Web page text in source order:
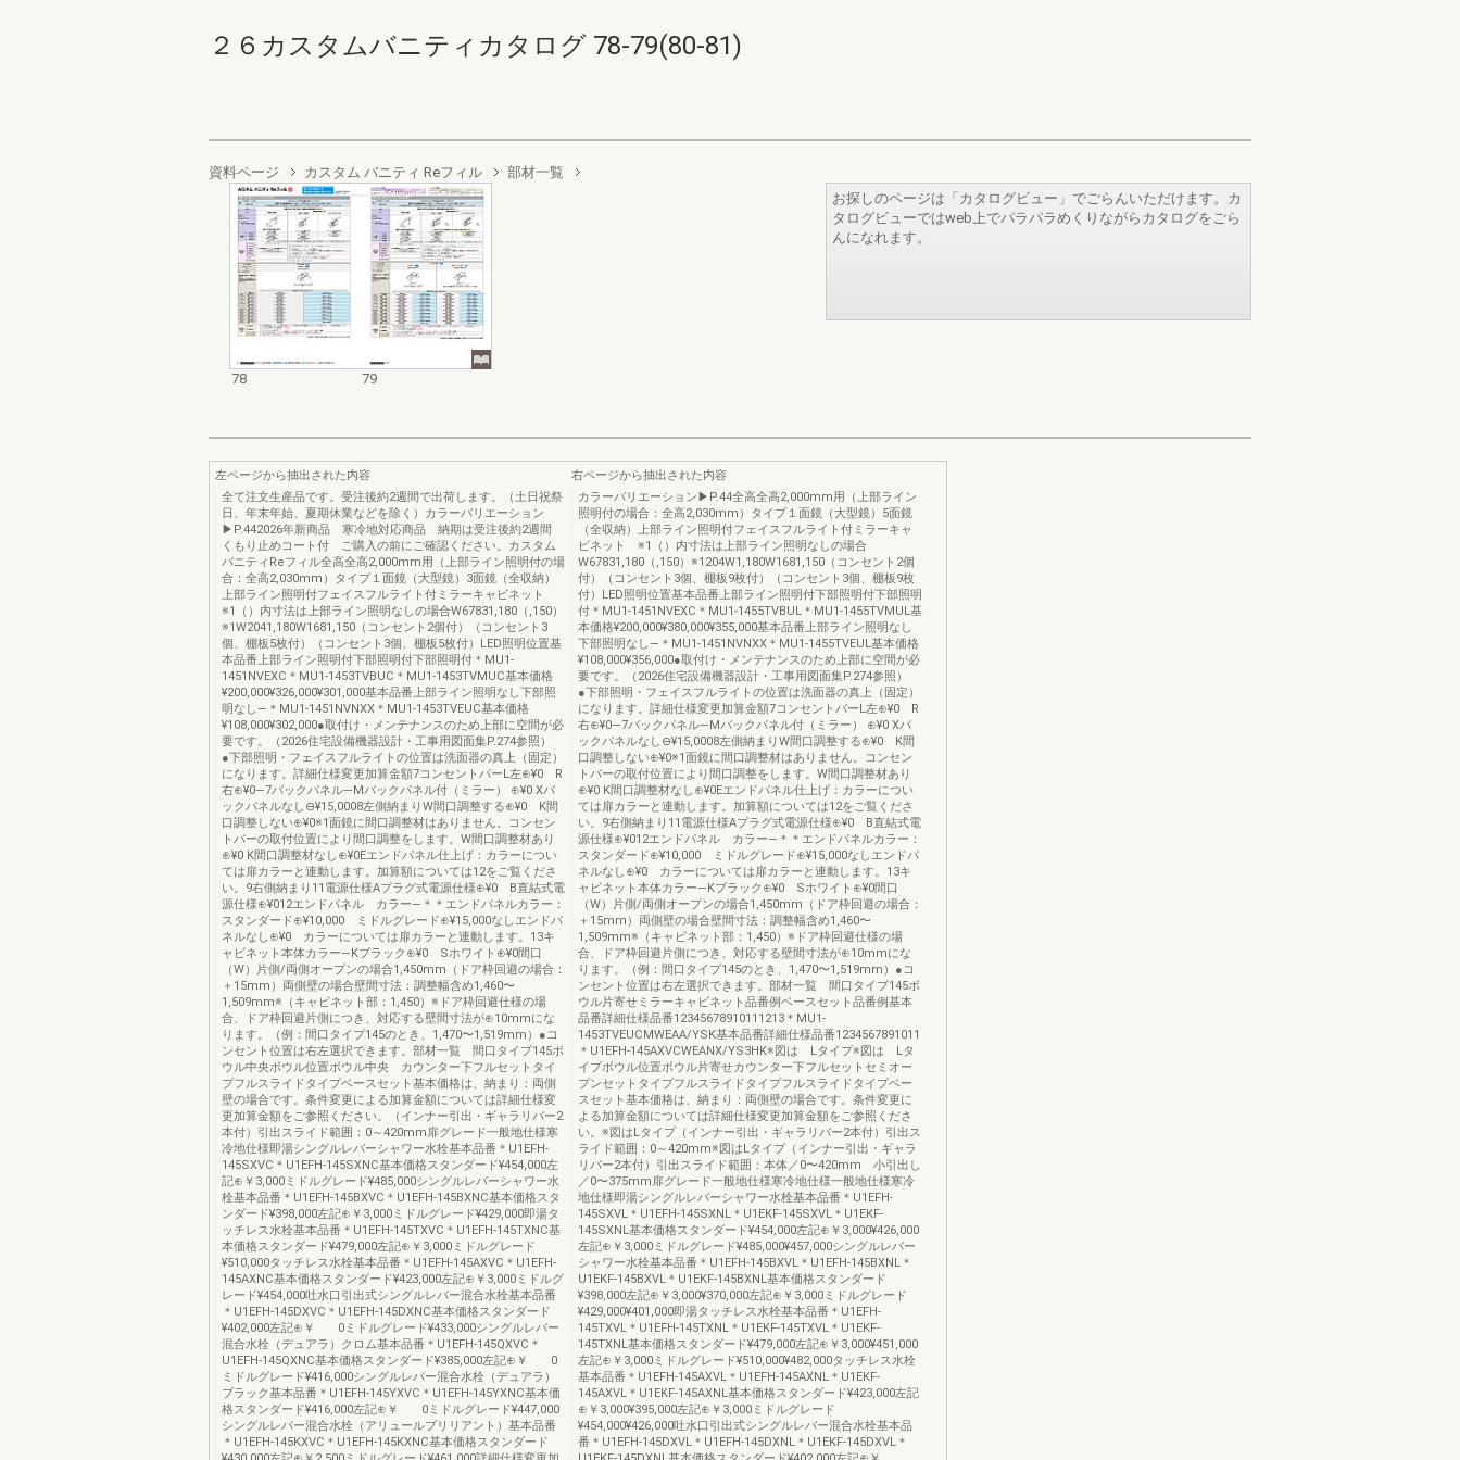
２６カスタムバニティカタログ 78-79(80-81)
資料ページ カスタム バニティ Reフィル 部材一覧
78 79
お探しのページは「カタログビュー」でごらんいただけます。カ
タログビューではweb上でパラパラめくりながらカタログをごら
んになれます。
左ページから抽出された内容
全て注文生産品です。受注後約2週間で出荷します。（土日祝祭
日、年末年始、夏期休業などを除く）カラーバリエーション
▶P.442026年新商品 寒冷地対応商品 納期は受注後約2週間
くもり止めコート付 ご購入の前にご確認ください。カスタム
バニティReフィル全高全高2,000mm用（上部ライン照明付の場
合：全高2,030mm）タイプ１面鏡（大型鏡）3面鏡（全収納）
上部ライン照明付フェイスフルライト付ミラーキャビネット
※1（）内寸法は上部ライン照明なしの場合W67831,180（,150）
※1W2041,180W1681,150（コンセント2個付）（コンセント3
個、棚板5枚付）（コンセント3個、棚板5枚付）LED照明位置基
本品番上部ライン照明付下部照明付下部照明付＊MU1-
1451NVEXC＊MU1-1453TVBUC＊MU1-1453TVMUC基本価格
¥200,000¥326,000¥301,000基本品番上部ライン照明なし下部照
明なし―＊MU1-1451NVNXX＊MU1-1453TVEUC基本価格
¥108,000¥302,000●取付け・メンテナンスのため上部に空間が必
要です。（2026住宅設備機器設計・工事用図面集P.274参照）
●下部照明・フェイスフルライトの位置は洗面器の真上（固定）
になります。詳細仕様変更加算金額7コンセントバーL左⊕¥0 R
右⊕¥0―7バックパネル―Mバックパネル付（ミラー） ⊕¥0 Xバ
ックパネルなし⊖¥15,0008左側納まりW間口調整する⊕¥0 K間
口調整しない⊕¥0※1面鏡に間口調整材はありません。コンセン
トバーの取付位置により間口調整をします。W間口調整材あり
⊕¥0 K間口調整材なし⊕¥0Eエンドパネル仕上げ：カラーについ
ては扉カラーと連動します。加算額については12をご覧くださ
い。9右側納まり11電源仕様Aプラグ式電源仕様⊕¥0 B直結式電
源仕様⊕¥012エンドパネル カラー―＊＊エンドパネルカラー：
スタンダード⊕¥10,000 ミドルグレード⊕¥15,000なしエンドパ
ネルなし⊕¥0 カラーについては扉カラーと連動します。13キ
ャビネット本体カラー―Kブラック⊕¥0 Sホワイト⊕¥0間口
（W）片側/両側オープンの場合1,450mm（ドア枠回避の場合：
＋15mm）両側壁の場合壁間寸法：調整幅含め1,460〜
1,509mm※（キャビネット部：1,450）※ドア枠回避仕様の場
合、ドア枠回避片側につき、対応する壁間寸法が⊕10mmにな
ります。（例：間口タイプ145のとき、1,470〜1,519mm）●コ
ンセント位置は右左選択できます。部材一覧 間口タイプ145ボ
ウル中央ボウル位置ボウル中央 カウンター下フルセットタイ
プフルスライドタイプベースセット基本価格は、納まり：両側
壁の場合です。条件変更による加算金額については詳細仕様変
更加算金額をご参照ください。（インナー引出・ギャラリバー2
本付）引出スライド範囲：0～420mm扉グレード一般地仕様寒
冷地仕様即湯シングルレバーシャワー水栓基本品番＊U1EFH-
145SXVC＊U1EFH-145SXNC基本価格スタンダード¥454,000左
記⊕￥3,000ミドルグレード¥485,000シングルレバーシャワー水
栓基本品番＊U1EFH-145BXVC＊U1EFH-145BXNC基本価格スタ
ンダード¥398,000左記⊕￥3,000ミドルグレード¥429,000即湯タ
ッチレス水栓基本品番＊U1EFH-145TXVC＊U1EFH-145TXNC基
本価格スタンダード¥479,000左記⊕￥3,000ミドルグレード
¥510,000タッチレス水栓基本品番＊U1EFH-145AXVC＊U1EFH-
145AXNC基本価格スタンダード¥423,000左記⊕￥3,000ミドルグ
レード¥454,000吐水口引出式シングルレバー混合水栓基本品番
＊U1EFH-145DXVC＊U1EFH-145DXNC基本価格スタンダード
¥402,000左記⊕￥ 0ミドルグレード¥433,000シングルレバー
混合水栓（デュアラ）クロム基本品番＊U1EFH-145QXVC＊
U1EFH-145QXNC基本価格スタンダード¥385,000左記⊕￥ 0
ミドルグレード¥416,000シングルレバー混合水栓（デュアラ）
ブラック基本品番＊U1EFH-145YXVC＊U1EFH-145YXNC基本価
格スタンダード¥416,000左記⊕￥ 0ミドルグレード¥447,000
シングルレバー混合水栓（アリュールブリリアント）基本品番
＊U1EFH-145KXVC＊U1EFH-145KXNC基本価格スタンダード
右ページから抽出された内容
カラーバリエーション▶P.44全高全高2,000mm用（上部ライン
照明付の場合：全高2,030mm）タイプ１面鏡（大型鏡）5面鏡
（全収納）上部ライン照明付フェイスフルライト付ミラーキャ
ビネット ※1（）内寸法は上部ライン照明なしの場合
W67831,180（,150）※1204W1,180W1681,150（コンセント2個
付）（コンセント3個、棚板9枚付）（コンセント3個、棚板9枚
付）LED照明位置基本品番上部ライン照明付下部照明付下部照明
付＊MU1-1451NVEXC＊MU1-1455TVBUL＊MU1-1455TVMUL基
本価格¥200,000¥380,000¥355,000基本品番上部ライン照明なし
下部照明なし―＊MU1-1451NVNXX＊MU1-1455TVEUL基本価格
¥108,000¥356,000●取付け・メンテナンスのため上部に空間が必
要です。（2026住宅設備機器設計・工事用図面集P.274参照）
●下部照明・フェイスフルライトの位置は洗面器の真上（固定）
になります。詳細仕様変更加算金額7コンセントバーL左⊕¥0 R
右⊕¥0―7バックパネル―Mバックパネル付（ミラー） ⊕¥0 Xバ
ックパネルなし⊖¥15,0008左側納まりW間口調整する⊕¥0 K間
口調整しない⊕¥0※1面鏡に間口調整材はありません。コンセン
トバーの取付位置により間口調整をします。W間口調整材あり
⊕¥0 K間口調整材なし⊕¥0Eエンドパネル仕上げ：カラーについ
ては扉カラーと連動します。加算額については12をご覧くださ
い。9右側納まり11電源仕様Aプラグ式電源仕様⊕¥0 B直結式電
源仕様⊕¥012エンドパネル カラー―＊＊エンドパネルカラー：
スタンダード⊕¥10,000 ミドルグレード⊕¥15,000なしエンドパ
ネルなし⊕¥0 カラーについては扉カラーと連動します。13キ
ャビネット本体カラー―Kブラック⊕¥0 Sホワイト⊕¥0間口
（W）片側/両側オープンの場合1,450mm（ドア枠回避の場合：
＋15mm）両側壁の場合壁間寸法：調整幅含め1,460〜
1,509mm※（キャビネット部：1,450）※ドア枠回避仕様の場
合、ドア枠回避片側につき、対応する壁間寸法が⊕10mmにな
ります。（例：間口タイプ145のとき、1,470〜1,519mm）●コ
ンセント位置は右左選択できます。部材一覧 間口タイプ145ボ
ウル片寄せミラーキャビネット品番例ベースセット品番例基本
品番詳細仕様品番12345678910111213＊MU1-
1453TVEUCMWEAA/YSK基本品番詳細仕様品番1234567891011
＊U1EFH-145AXVCWEANX/YS3HK※図は Lタイプ※図は Lタ
イプボウル位置ボウル片寄せカウンター下フルセットセミオー
プンセットタイプフルスライドタイプフルスライドタイプベー
スセット基本価格は、納まり：両側壁の場合です。条件変更に
よる加算金額については詳細仕様変更加算金額をご参照くださ
い。※図はLタイプ（インナー引出・ギャラリバー2本付）引出ス
ライド範囲：0～420mm※図はLタイプ（インナー引出・ギャラ
リバー2本付）引出スライド範囲：本体／0〜420mm 小引出し
／0〜375mm扉グレード一般地仕様寒冷地仕様一般地仕様寒冷
地仕様即湯シングルレバーシャワー水栓基本品番＊U1EFH-
145SXVL＊U1EFH-145SXNL＊U1EKF-145SXVL＊U1EKF-
145SXNL基本価格スタンダード¥454,000左記⊕￥3,000¥426,000
左記⊕￥3,000ミドルグレード¥485,000¥457,000シングルレバー
シャワー水栓基本品番＊U1EFH-145BXVL＊U1EFH-145BXNL＊
U1EKF-145BXVL＊U1EKF-145BXNL基本価格スタンダード
¥398,000左記⊕￥3,000¥370,000左記⊕￥3,000ミドルグレード
¥429,000¥401,000即湯タッチレス水栓基本品番＊U1EFH-
145TXVL＊U1EFH-145TXNL＊U1EKF-145TXVL＊U1EKF-
145TXNL基本価格スタンダード¥479,000左記⊕￥3,000¥451,000
左記⊕￥3,000ミドルグレード¥510,000¥482,000タッチレス水栓
基本品番＊U1EFH-145AXVL＊U1EFH-145AXNL＊U1EKF-
145AXVL＊U1EKF-145AXNL基本価格スタンダード¥423,000左記
⊕￥3,000¥395,000左記⊕￥3,000ミドルグレード
¥454,000¥426,000吐水口引出式シングルレバー混合水栓基本品
番＊U1EFH-145DXVL＊U1EFH-145DXNL＊U1EKF-145DXVL＊